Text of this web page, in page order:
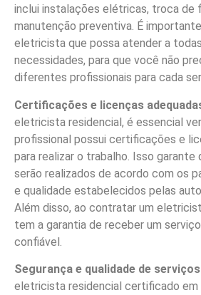
inclui instalações elétricas, troca de
manutenção preventiva. É
eletricista que possa atender a
necessidades, para que você não
diferentes profissionais para cada
Certificações e licenças
eletricista residencial, é essencial
profissional possui certificações e
para realizar o trabalho. Isso garante
serão realizados de acordo com os
e qualidade estabelecidos pelas
Além disso, ao contratar um
tem a garantia de receber um
confiável.
Segurança e qualidade de
eletricista residencial certificado em